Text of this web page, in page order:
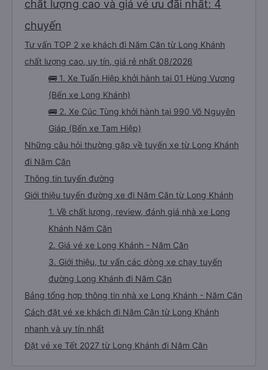
&quot;B Bạn bị sao vậy?&quot; Chuyện gì xảy ra với bạn vậy?&quot; Bây giờ
đã giúp tôi vì nhìn tôi quá ngu ngốc. Tôi vẫn đang nghĩ rằng sẽ rất nguy hiểm
nếu không có tài xế... Cảm ơn các bạn rất nhiều.
chất lượng cao và giá vé ưu đãi nhất: 4
chuyến
Tư vấn TOP 2 xe khách đi Năm Căn từ Long Khánh
chất lượng cao, uy tín, giá rẻ nhất 08/2026
🚌 1. Xe Tuấn Hiệp khởi hành tại 01 Hùng Vương
(Bến xe Long Khánh)
🚌 2. Xe Cúc Tùng khởi hành tại 990 Võ Nguyên
Giáp (Bến xe Tam Hiệp)
Những câu hỏi thường gặp về tuyến xe từ Long Khánh
đi Năm Căn
Thông tin tuyến đường
Giới thiệu tuyến đường xe đi Năm Căn từ Long Khánh
1. Về chất lượng, review, đánh giá nhà xe Long
Khánh Năm Căn
2. Giá vé xe Long Khánh - Năm Căn
3. Giới thiệu, tư vấn các dòng xe chạy tuyến
đường Long Khánh đi Năm Căn
Bảng tổng hợp thông tin nhà xe Long Khánh - Năm Căn
Cách đặt vé xe khách đi Năm Căn từ Long Khánh
nhanh và uy tín nhất
Đặt vé xe Tết 2027 từ Long Khánh đi Năm Căn